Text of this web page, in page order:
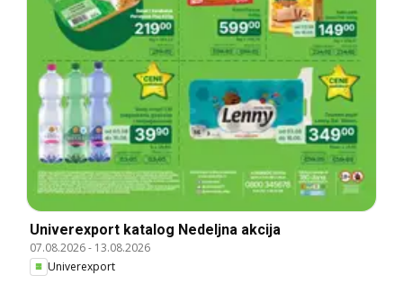
Univerexport katalog Nedeljna akcija
07.08.2026- 13.08.2026
Univerexport